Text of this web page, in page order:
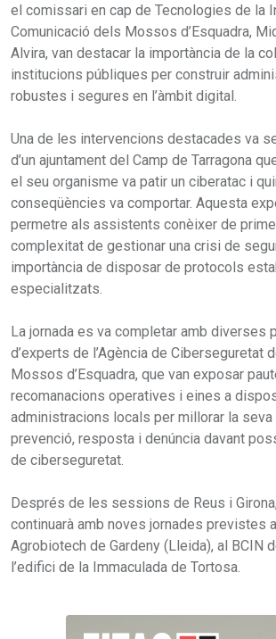
el comissari en cap de Tecnologies de la
Comunicació dels Mossos d’Esquadra,
Alvira, van destacar la importància de la
institucions públiques per construir
robustes i segures en l’àmbit digital.
Una de les intervencions destacades va
d’un ajuntament del Camp de Tarragona
el seu organisme va patir un ciberatac i
conseqüències va comportar. Aquesta
permetre als assistents conèixer de
complexitat de gestionar una crisi de
importància de disposar de protocols
especialitzats.
La jornada es va completar amb diverses
d’experts de l’Agència de Ciberseguretat
Mossos d’Esquadra, que van exposar
recomanacions operatives i eines a
administracions locals per millorar la seva
prevenció, resposta i denúncia davant
de ciberseguretat.
Després de les sessions de Reus i
continuarà amb noves jornades previstes
Agrobiotech de Gardeny (Lleida), al BCIN
l’edifici de la Immaculada de Tortosa.